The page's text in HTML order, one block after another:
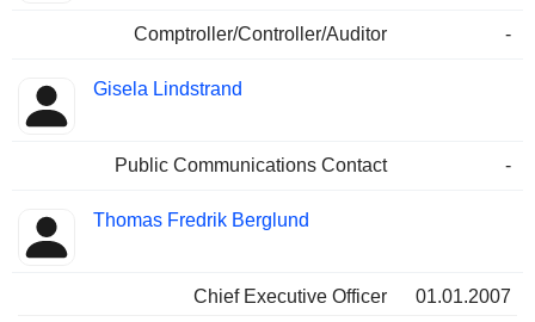
Comptroller/Controller/Auditor -
Gisela Lindstrand
Public Communications Contact -
Thomas Fredrik Berglund
Chief Executive Officer
01.01.2007